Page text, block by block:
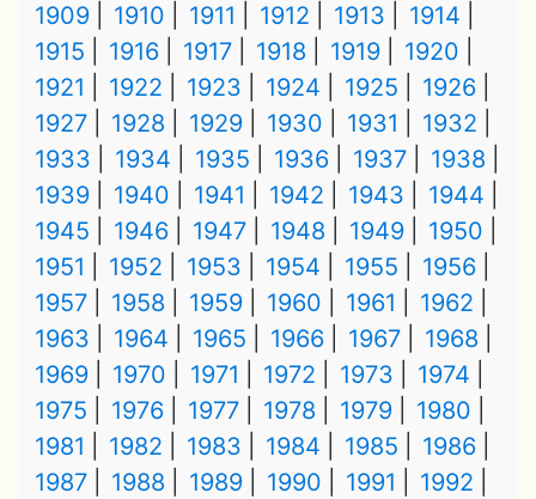
1909
1910 1911 1912 1913
1914
1915
1916 1917 1918 1919
1920
1921
1922 1923 1924 1925
1926
1927
1928 1929 1930 1931
1932
1933
1934 1935 1936 1937
1938
1939
1940 1941 1942 1943
1944
1945
1946 1947 1948 1949
1950
1951
1952 1953 1954 1955
1956
1957
1958 1959 1960 1961
1962
1963
1964 1965 1966 1967
1968
1969
1970 1971 1972 1973
1974
1975
1976 1977 1978 1979
1980
1981
1982 1983 1984 1985
1986
1987
1988 1989 1990 1991
1992